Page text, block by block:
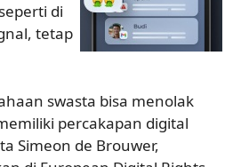
di
tetap
swasta bisa menolak
percakapan digital
Simeon de Brouwer,